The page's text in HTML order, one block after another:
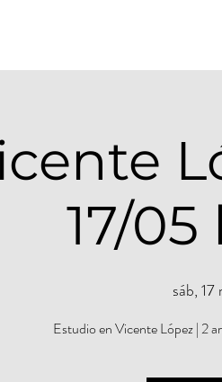
17/
sáb, 17
Estudio en Vicente López | 2